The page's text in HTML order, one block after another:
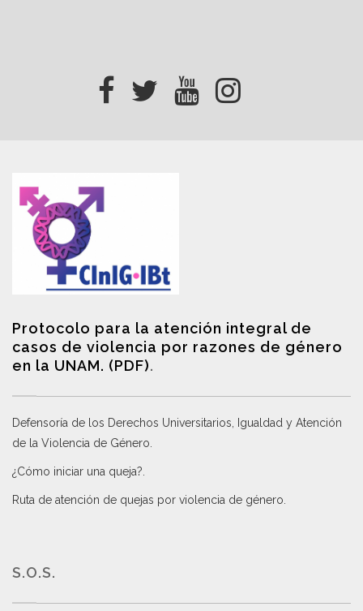
Protocolo para la atención integral de
casos de violencia por razones de género
en la UNAM. (PDF).
Defensoría de los Derechos Universitarios, Igualdad y Atención
de la Violencia de Género
¿Cómo iniciar una queja?
Ruta de atención de quejas por violencia de género
S.O.S.